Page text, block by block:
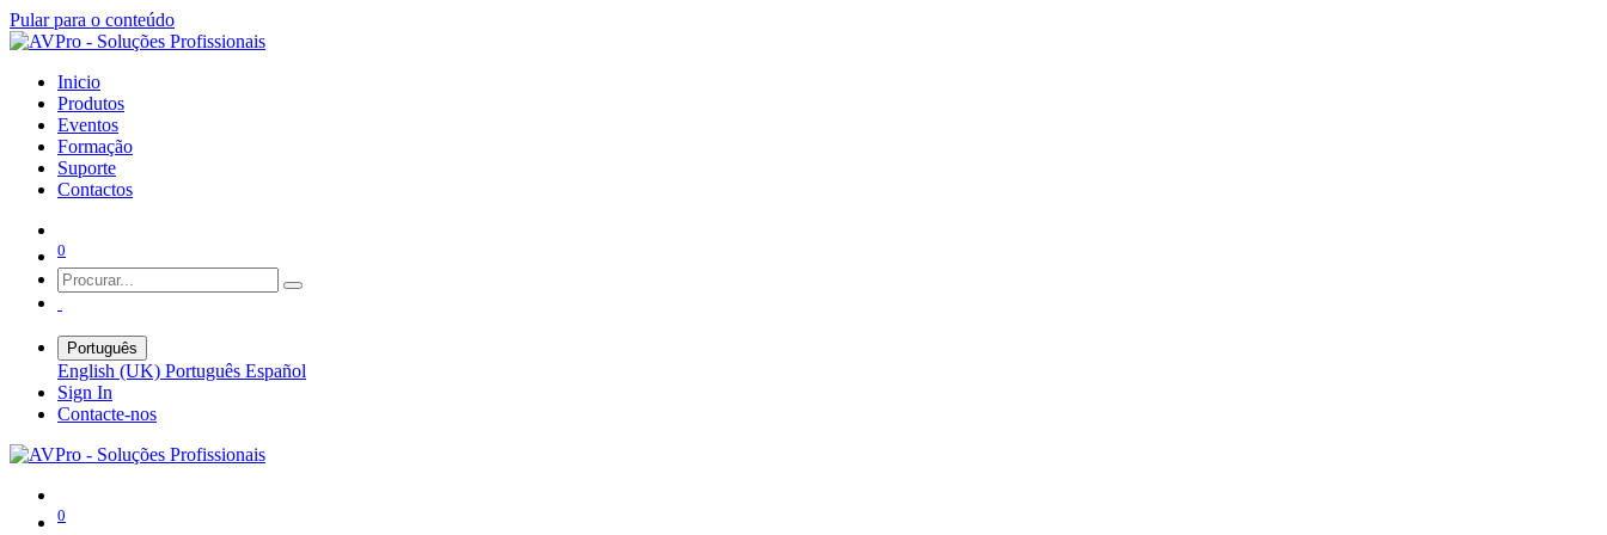
Pular para o conteúdo
Inicio
Produtos
Eventos
Formação
Suporte
Contactos
0
Português
English (UK) Português Español
Sign In
Contacte-nos
0